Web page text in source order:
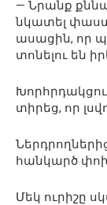
— Նրանք
նկատել
ասացին, որ
տոնելու են
տիրեց, որ
հանկարծ
Մեկ ուրիշը